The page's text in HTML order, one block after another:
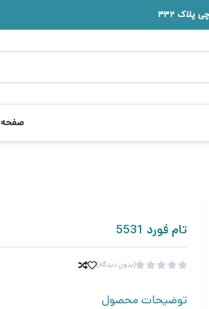
۳۳۲
تام فورد 5531




(بدون دیدگاه)
توضیحات محصول